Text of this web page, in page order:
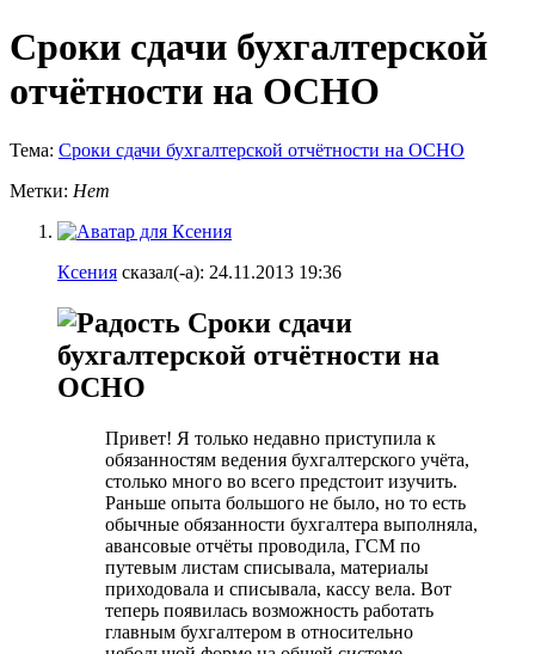
Сроки сдачи бухгалтерской
отчётности на ОСНО
Тема: Сроки сдачи бухгалтерской отчётности на ОСНО
Метки: Нет
Ксения сказал(-а): 24.11.2013 19:36
Сроки сдачи
бухгалтерской отчётности на
ОСНО
Привет! Я только недавно приступила к
обязанностям ведения бухгалтерского учёта,
столько много во всего предстоит изучить.
Раньше опыта большого не было, но то есть
обычные обязанности бухгалтера выполняла,
авансовые отчёты проводила, ГСМ по
путевым листам списывала, материалы
приходовала и списывала, кассу вела. Вот
теперь появилась возможность работать
главным бухгалтером в относительно